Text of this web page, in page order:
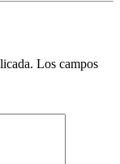
Los campos